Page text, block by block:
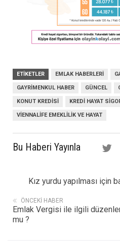
ETIKETLER EMLAK HABERLERI
GAYRIMENKUL HABER GÜNCEL
KONUT KREDISI KREDI HAYAT
VIENNALIFE EMEKLILIK VE HAYAT
Bu Haberi Yayınla
Kız yurdu yapılması için
ÖNCEKI HABER
Emlak Vergisi ile ilgili
mu ?